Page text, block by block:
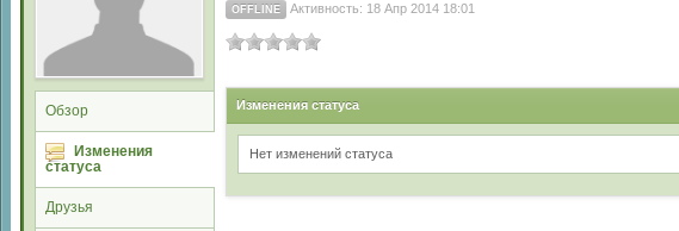
Обзор
Изменения
статуса
Друзья
OFFLINE Активность: 18 Апр 2014 18:01
Изменения статуса
Нет изменений статуса